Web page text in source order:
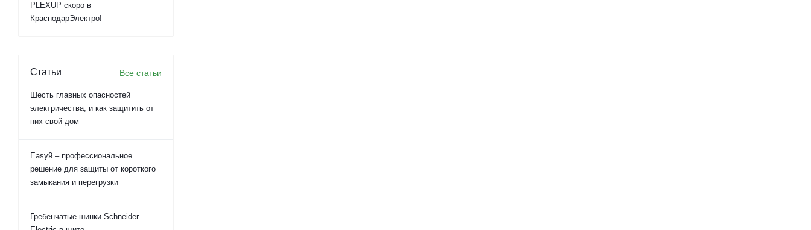
PLEXUP скоро в
КраснодарЭлектро!
Статьи Все статьи
Шесть главных опасностей
электричества, и как защитить от
них свой дом
Easy9 – профессиональное
решение для защиты от короткого
замыкания и перегрузки
Гребенчатые шинки Schneider